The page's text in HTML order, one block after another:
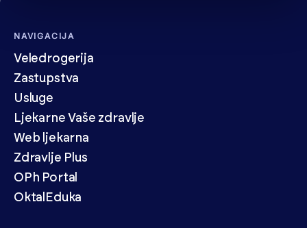
NAVIGACIJA
Veledrogerija
Zastupstva
Usluge
Ljekarne Vaše zdravlje
Web ljekarna
Zdravlje Plus
OPh Portal
OktalEduka